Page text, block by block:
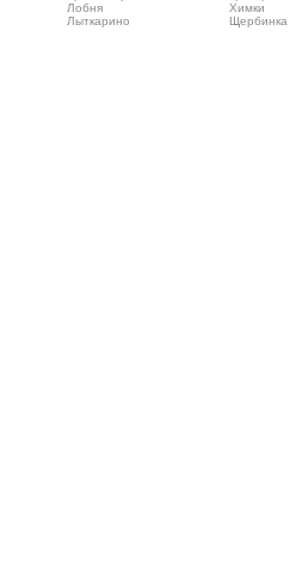
Лобня
Лыткарино
Химки
Щербинка